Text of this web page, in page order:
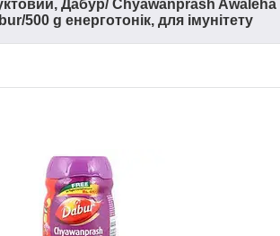
Дабур/ Chyawanprash Awaleha
500 g енерготонік, для імунітету